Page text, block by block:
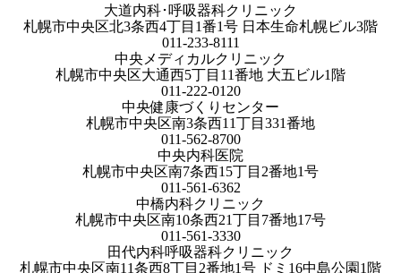
大道内科･呼吸器科クリニック
札幌市中央区北3条西4丁目1番1号 日本生命札幌ビル3階
011-233-8111
中央メディカルクリニック
札幌市中央区大通西5丁目11番地 大五ビル1階
011-222-0120
中央健康づくりセンター
札幌市中央区南3条西11丁目331番地
011-562-8700
中央内科医院
札幌市中央区南7条西15丁目2番地1号
011-561-6362
中橋内科クリニック
札幌市中央区南10条西21丁目7番地17号
011-561-3330
田代内科呼吸器科クリニック
札幌市中央区南11条西8丁目2番地1号 ドミ16中島公園1階